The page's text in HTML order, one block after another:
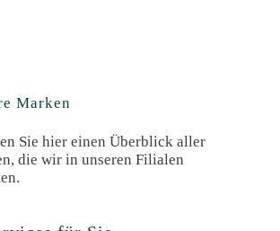
Marken
Sie hier einen Überblick aller
die wir in unseren Filialen